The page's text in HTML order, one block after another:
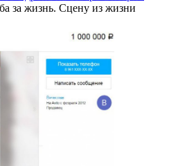
за жизнь. Сцену из жизни